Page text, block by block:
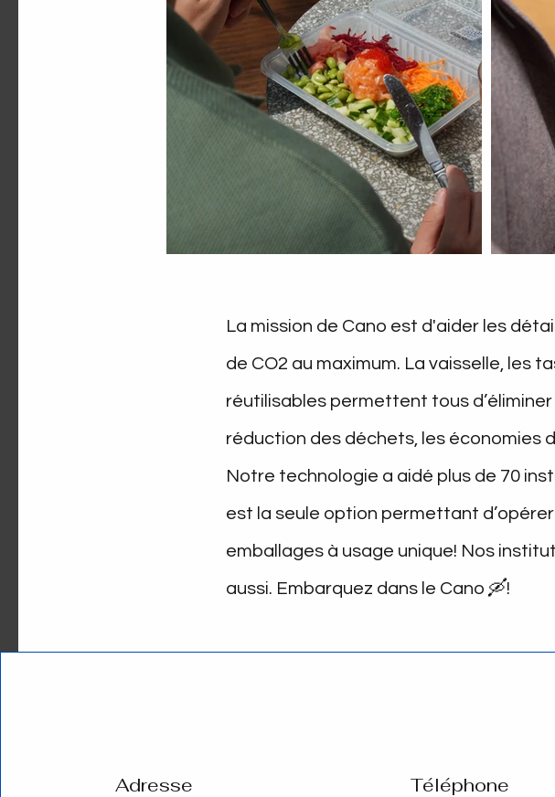
La mission de Cano est d'aider les
de CO2 au maximum. La vaisselle, les
réutilisables permettent tous
réduction des déchets, les économies
Notre technologie a aidé plus de 70
est la seule option permettant
emballages à usage unique! Nos
aussi. Embarquez dans le Cano 🛶!
Adresse Téléphone